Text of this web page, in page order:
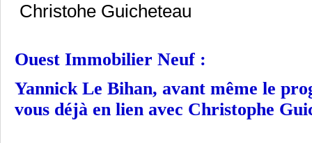
Christohe Guicheteau
Ouest Immobilier Neuf :
Yannick Le Bihan, avant même le
vous déjà en lien avec Christophe